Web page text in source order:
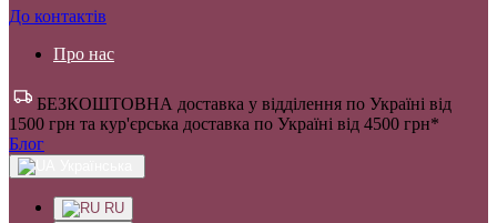
До контактів
Про нас
БЕЗКОШТОВНА доставка у відділення по Україні від
1500 грн та кур'єрська доставка по Україні від 4500 грн*
Блог
RU